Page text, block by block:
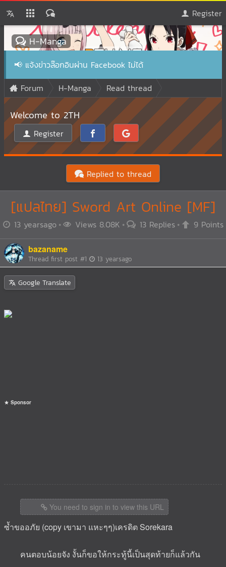
Register
H-Manga
📢 แจ้งข่าวล๊อกอินผ่าน Facebook ไม่ได้
Forum
H-Manga Read thread
Welcome to 2TH
Register
Replied to thread
[แปลไทย] Sword Art Online [MF]
13 yearsago Views 8.08K 13 Replies 9 Points
bazaname
Thread first post #1 13 yearsago
Google Translate
Sponsor
You need to sign in to view this URL
ซ้ำขออภัย (copy เขามา แหะๆๆ)เครดิต Sorekara
คนตอบน้อยจัง งั้นก็ขอให้กระทู้นี้เป็นสุดท้ายก็แล้วกัน